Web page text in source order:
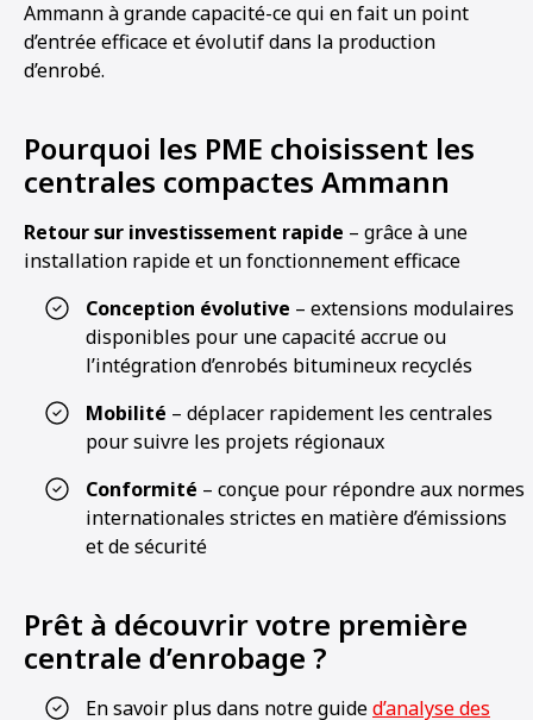
Ammann à grande capacité-ce qui en fait un point
d’entrée efficace et évolutif dans la production
d’enrobé.
Pourquoi les PME choisissent les
centrales compactes Ammann
Retour sur investissement rapide – grâce à une
installation rapide et un fonctionnement efficace
Conception évolutive – extensions modulaires
disponibles pour une capacité accrue ou
l’intégration d’enrobés bitumineux recyclés
Mobilité – déplacer rapidement les centrales
pour suivre les projets régionaux
Conformité – conçue pour répondre aux normes
internationales strictes en matière d’émissions
et de sécurité
Prêt à découvrir votre première
centrale d’enrobage ?
En savoir plus dans notre guided’analyse des